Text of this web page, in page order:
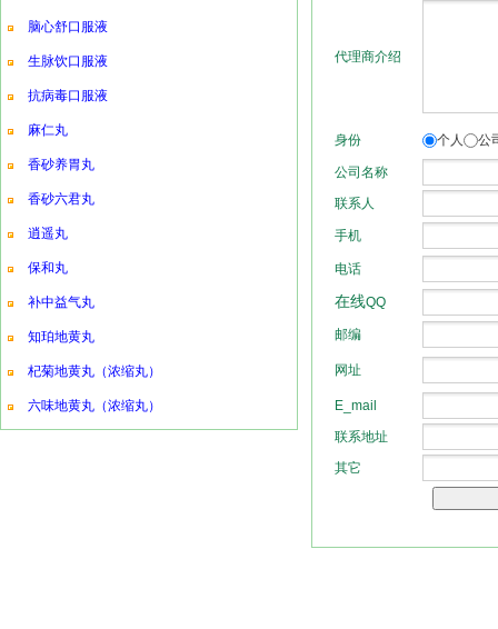
脑心舒口服液
生脉饮口服液
抗病毒口服液
麻仁丸
香砂养胃丸
香砂六君丸
逍遥丸
保和丸
补中益气丸
知珀地黄丸
杞菊地黄丸（浓缩丸）
六味地黄丸（浓缩丸）